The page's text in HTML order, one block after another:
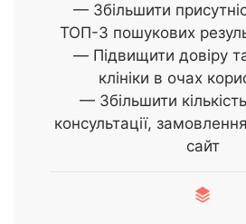
— Збільшити
ТОП-3 пошукових
— Підвищити довіру
клініки в очах
— Збільшити
консультації,
сайт